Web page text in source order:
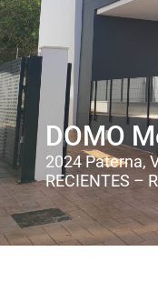
DOMO
2024 Paterna,
RECIENTES –